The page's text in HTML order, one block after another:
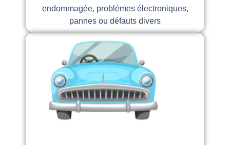
endommagée, problèmes électroniques,
pannes ou défauts divers